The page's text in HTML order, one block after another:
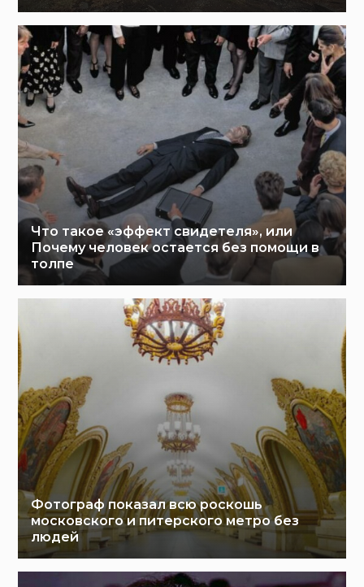
Что такое «эффект свидетеля», или
Почему человек остается без помощи в
толпе
Фотограф показал всю роскошь
московского и питерского метро без
людей